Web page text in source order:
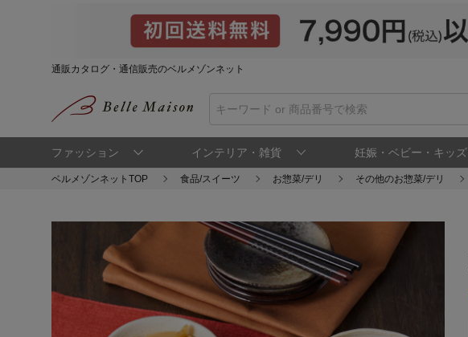
通販カタログ・通信販売のベルメゾンネット
ファッション インテリア・雑貨 妊娠・ベビー・キッズ
ベルメゾンネットTOP 食品/スイーツ お惣菜/デリ その他のお惣菜/デリ